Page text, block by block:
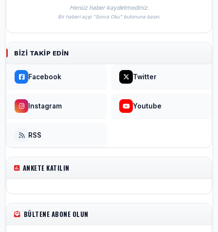
Henüz haber kaydetmediniz.
Bir haberi açıp "Sonra Oku" butonuna basın.
BIZI TAKIP EDIN
Facebook Twitter
Instagram Youtube
RSS
ANKETE KATILIN
BÜLTENE ABONE OLUN